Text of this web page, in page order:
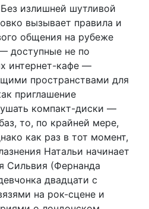
излишней шутливой
вызывает правила и
общения на рубеже
доступные не по
интернет-кафе —
пространствами для
приглашение
компакт-диски —
то, по крайней мере,
как раз в тот момент,
Натальи начинает
Сильвия (Фернанда
двадцати с
на рок-сцене и